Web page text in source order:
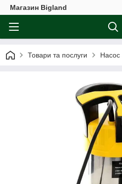
Магазин Bigland
Товари та послуги Насос